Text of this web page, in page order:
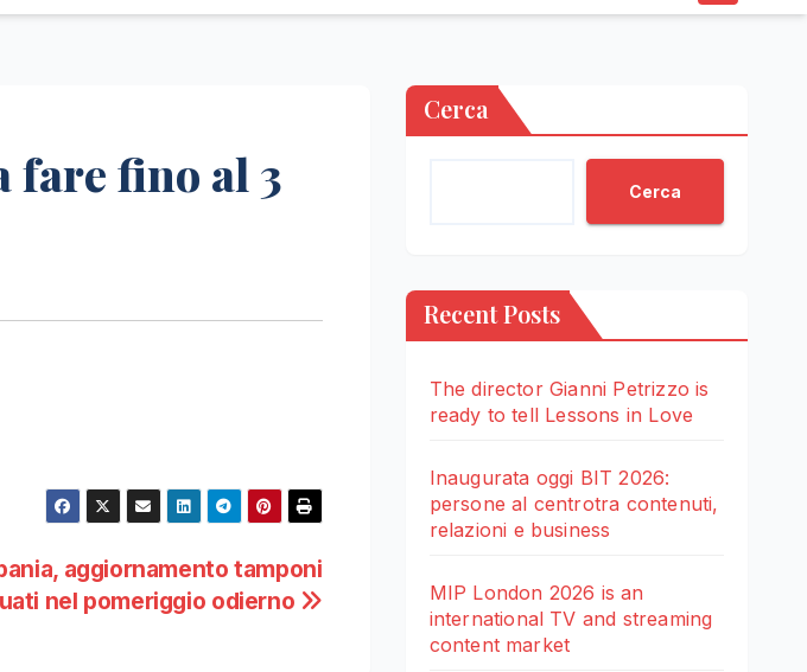
fare fino al 3
aggiornamento tamponi
nel pomeriggio odierno
Cerca
Cerca
Recent Posts
The director Gianni Petrizzo is
ready to tell Lessons in Love
Inaugurata oggi BIT 2026:
persone al centrotra contenuti,
relazioni e business
MIP London 2026 is an
international TV and streaming
content market